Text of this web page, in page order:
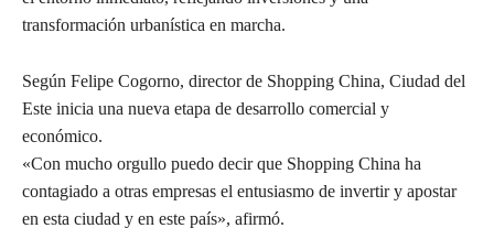
transformación urbanística en marcha.
Según Felipe Cogorno, director de Shopping China, Ciudad del
Este inicia una nueva etapa de desarrollo comercial y
económico.
«Con mucho orgullo puedo decir que Shopping China ha
contagiado a otras empresas el entusiasmo de invertir y apostar
en esta ciudad y en este país», afirmó.